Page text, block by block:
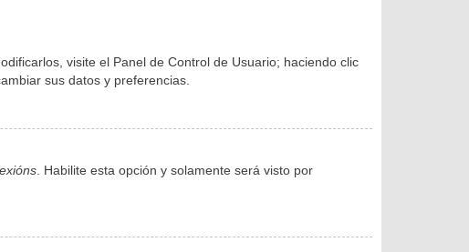
visite el Panel de Control de Usuario; haciendo clic
sus datos y preferencias.
. Habilite esta opción y solamente será visto por